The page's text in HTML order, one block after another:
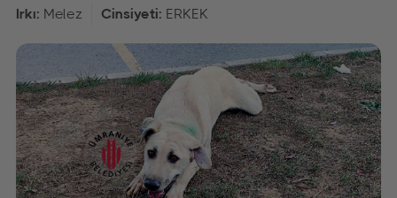
Irkı: Melez Cinsiyeti: ERKEK